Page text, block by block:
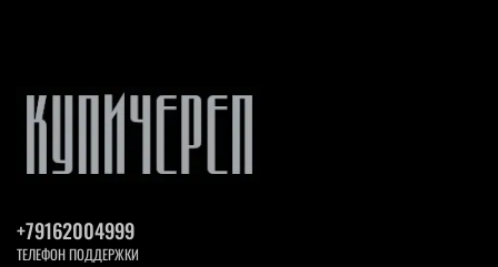
+79162004999
ТЕЛЕФОН ПОДДЕРЖКИ